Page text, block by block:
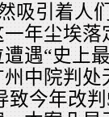
吸引着人
年尘埃
遇“史上
州中院判
致今年改